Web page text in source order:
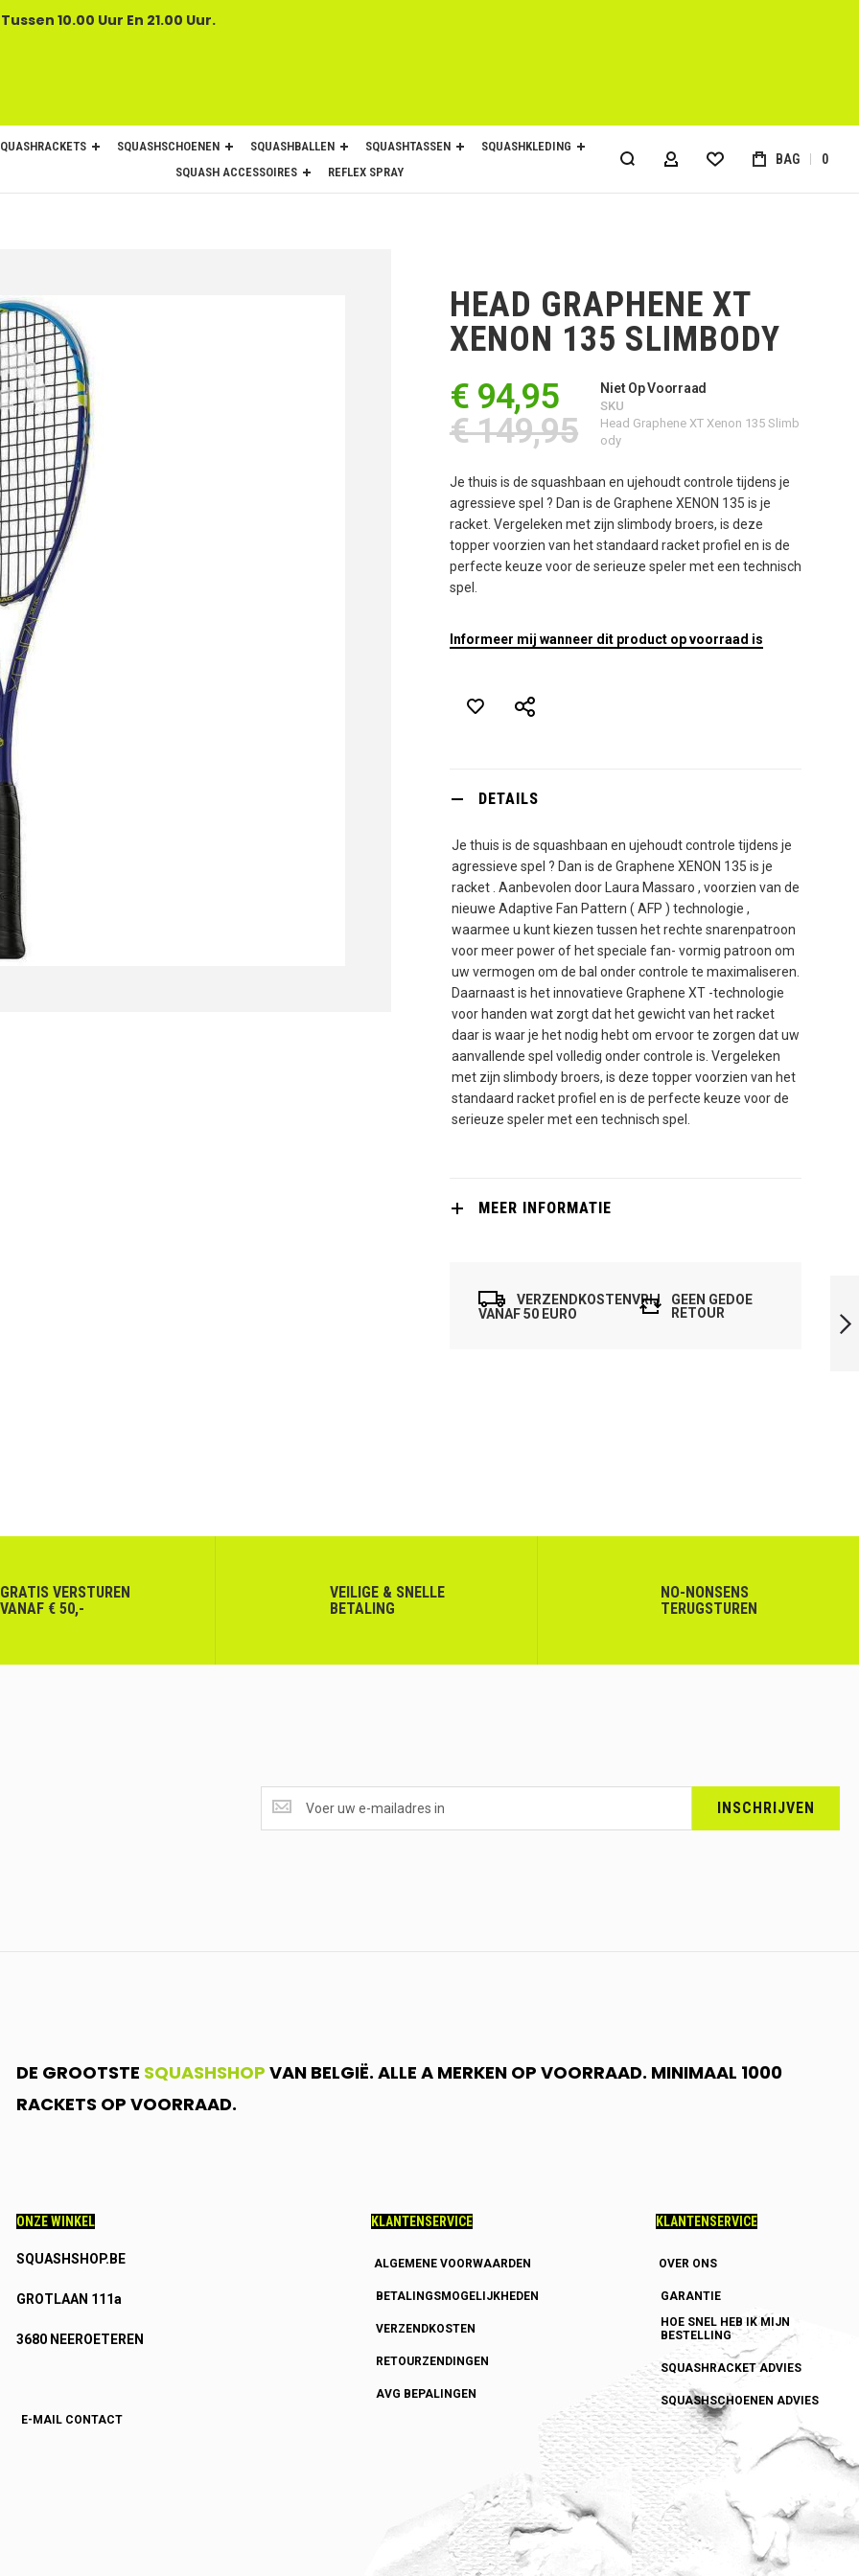
10.00 Uur En 21.00 Uur.
SQUASHSCHOENEN SQUASHBALLEN SQUASHTASSEN
SQUASHKLEDING
SQUASH ACCESSOIRES
REFLEX SPRAY ACCOUNT BAG 0
TOUCH SPEED 120
HEAD GRAPHENE XT
XENON 135 SLIMBODY
€ 94,95
€ 149,95
Niet Op Voorraad
SKU
Head Graphene XT Xenon 135 Slimb
ody
Je thuis is de squashbaan en ujehoudt controle tijdens je
agressieve spel ? Dan is de Graphene XENON 135 is je
racket. Vergeleken met zijn slimbody broers, is deze
topper voorzien van het standaard racket profiel en is de
perfecte keuze voor de serieuze speler met een technisch
spel.
Informeer mij wanneer dit product op voorraad is
DETAILS
Je thuis is de squashbaan en ujehoudt controle tijdens je
agressieve spel ? Dan is de Graphene XENON 135 is je
racket . Aanbevolen door Laura Massaro , voorzien van de
nieuwe Adaptive Fan Pattern ( AFP ) technologie ,
waarmee u kunt kiezen tussen het rechte snarenpatroon
voor meer power of het speciale fan- vormig patroon om
uw vermogen om de bal onder controle te maximaliseren.
Daarnaast is het innovatieve Graphene XT -technologie
voor handen wat zorgt dat het gewicht van het racket
daar is waar je het nodig hebt om ervoor te zorgen dat uw
aanvallende spel volledig onder controle is. Vergeleken
met zijn slimbody broers, is deze topper voorzien van het
standaard racket profiel en is de perfecte keuze voor de
serieuze speler met een technisch spel.
MEER INFORMATIE
VERZENDKOSTENVRIJ
VANAF 50 EURO
GEEN GEDOE
RETOUR
GRATIS VERSTUREN
VANAF € 50,-
VEILIGE & SNELLE
BETALING
NO-NONSENS
TERUGSTUREN
ONTVANGEN?
<br>SCHRIJF
INSCHRIJVEN
DE GROOTSTE SQUASHSHOP VAN BELGIË. ALLE A MERKEN OP VOORRAAD. MINIMAAL 1000
RACKETS OP VOORRAAD.
ONZE WINKEL
SQUASHSHOP.BE
GROTLAAN 111a
3680 NEEROETEREN
E-MAIL CONTACT
KLANTENSERVICE
ALGEMENE VOORWAARDEN
BETALINGSMOGELIJKHEDEN
VERZENDKOSTEN
RETOURZENDINGEN
AVG BEPALINGEN
KLANTENSERVICE
OVER ONS
GARANTIE
HOE SNEL HEB IK MIJN
BESTELLING
SQUASHRACKET ADVIES
SQUASHSCHOENEN ADVIES